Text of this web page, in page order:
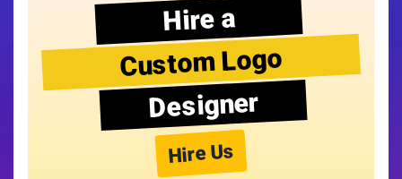
Hire a
Custom Logo
Designer
Hire Us